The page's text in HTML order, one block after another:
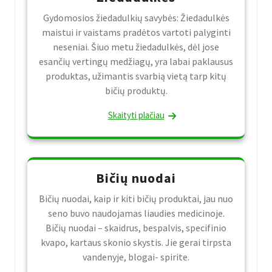
Gydomosios žiedadulkių savybės: Žiedadulkės
maistui ir vaistams pradėtos vartoti palyginti
neseniai. Šiuo metu žiedadulkės, dėl jose
esančių vertingų medžiagų, yra labai paklausus
produktas, užimantis svarbią vietą tarp kitų
bičių produktų.
Skaityti plačiau
Bičių nuodai
Bičių nuodai, kaip ir kiti bičių produktai, jau nuo
seno buvo naudojamas liaudies medicinoje.
Bičių nuodai – skaidrus, bespalvis, specifinio
kvapo, kartaus skonio skystis. Jie gerai tirpsta
vandenyje, blogai- spirite.